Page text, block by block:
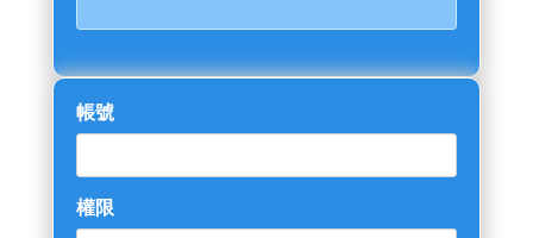
帳號
權限